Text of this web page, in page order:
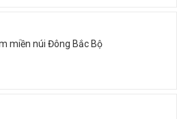
miền núi Đông Bắc Bộ